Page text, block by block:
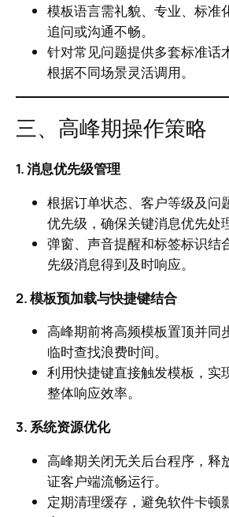
模板语言需礼貌、专业、标准
追问或沟通不畅。
针对常见问题提供多套标准话
根据不同场景灵活调用。
三、高峰期操作策略
1. 消息优先级管理
根据订单状态、客户等级及问
优先级，确保关键消息优先处
弹窗、声音提醒和标签标识结
先级消息得到及时响应。
2. 模板预加载与快捷键结合
高峰期前将高频模板置顶并同
临时查找浪费时间。
利用快捷键直接触发模板，实
整体响应效率。
3. 系统资源优化
高峰期关闭无关后台程序，释
证客户端流畅运行。
定期清理缓存，避免软件卡顿